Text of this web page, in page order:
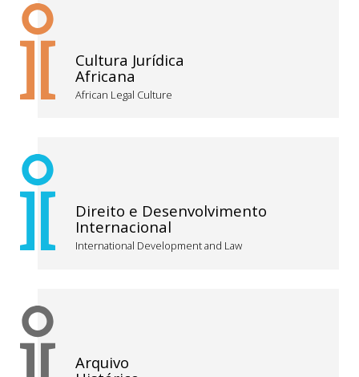
Cultura Jurídica
Africana
African Legal Culture
Direito e Desenvolvimento
Internacional
International Development and Law
Arquivo